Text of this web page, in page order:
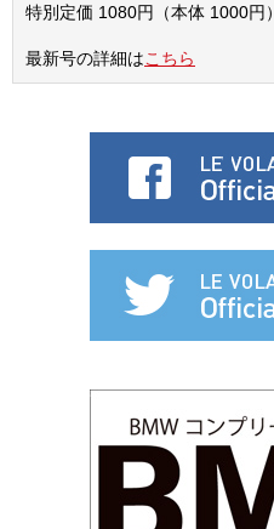
特別定価 1080円（本体 1000円）
最新号の詳細はこちら